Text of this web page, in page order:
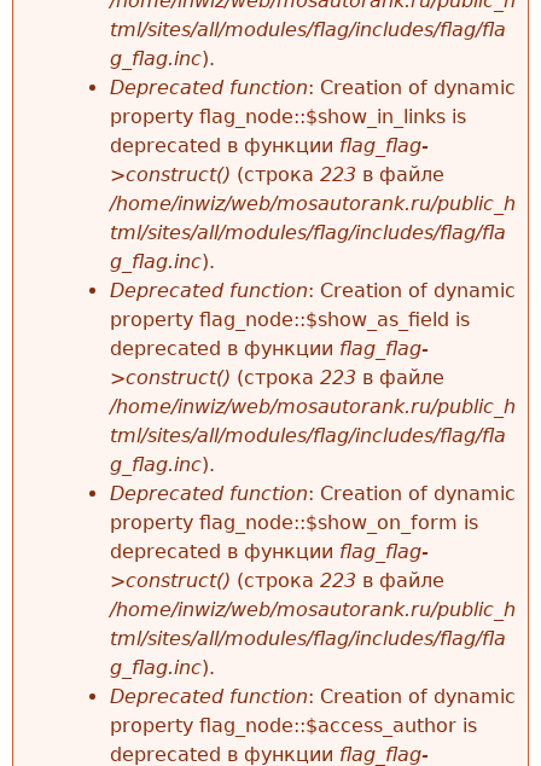
tml/sites/all/modules/flag/includes/flag/fla
g_flag.inc).
Deprecated function: Creation of dynamic
property flag_node::$show_in_links is
deprecated в функции flag_flag-
>construct() (строка 223 в файле
/home/inwiz/web/mosautorank.ru/public_h
tml/sites/all/modules/flag/includes/flag/fla
g_flag.inc).
Deprecated function: Creation of dynamic
property flag_node::$show_as_field is
deprecated в функции flag_flag-
>construct() (строка 223 в файле
/home/inwiz/web/mosautorank.ru/public_h
tml/sites/all/modules/flag/includes/flag/fla
g_flag.inc).
Deprecated function: Creation of dynamic
property flag_node::$show_on_form is
deprecated в функции flag_flag-
>construct() (строка 223 в файле
/home/inwiz/web/mosautorank.ru/public_h
tml/sites/all/modules/flag/includes/flag/fla
g_flag.inc).
Deprecated function: Creation of dynamic
property flag_node::$access_author is
deprecated в функции flag_flag-